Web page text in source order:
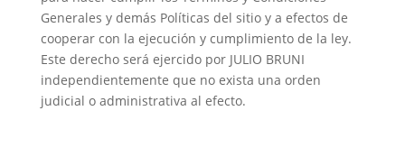
Generales y demás Políticas del sitio y a efectos de
cooperar con la ejecución y cumplimiento de la ley.
Este derecho será ejercido por JULIO BRUNI
independientemente que no exista una orden
judicial o administrativa al efecto.